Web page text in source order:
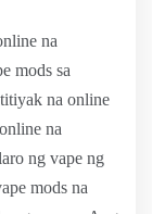
na
mods sa
na online
na
ng vape ng
mods na